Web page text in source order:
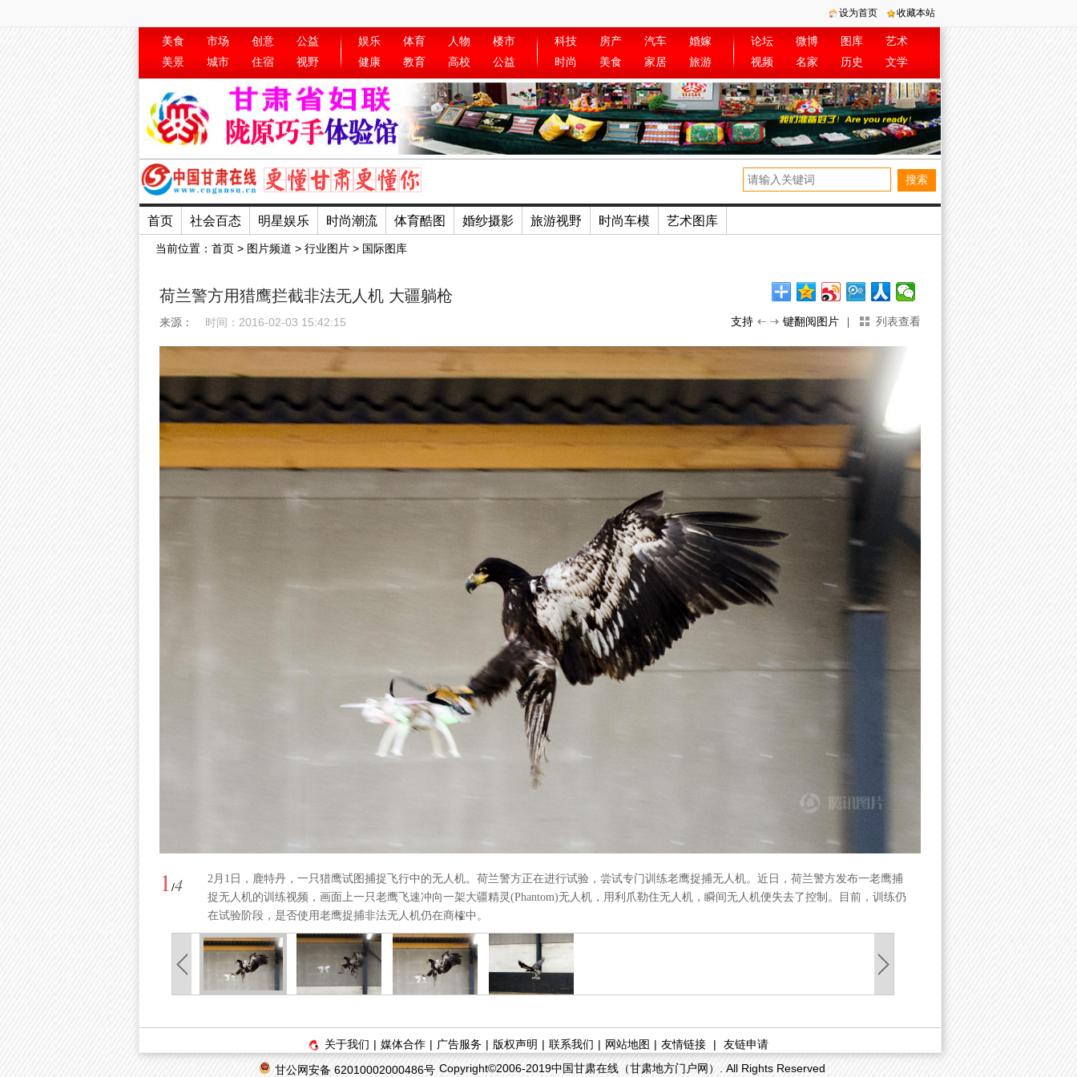
设为首页 收藏本站
美食 市场 创意
公益
美景
城市 住宿 视野
娱乐 体育 人物
楼市
健康
教育 高校 公益
科技 房产 汽车
婚嫁
时尚
美食 家居 旅游
论坛 微博 图库
艺术
视频
名家 历史 文学
首页 社会百态 明星娱乐 时尚潮流 体育酷图 婚纱摄影 旅游视野 时尚车模 艺术图库
当前位置： 首页 > 图片频道 > 行业图片 > 国际图库
荷兰警方用猎鹰拦截非法无人机 大疆躺枪
来源： 时间：2016-02-03 15:42:15 支持 键翻阅图片 列表查看
1/4
2月1日，鹿特丹，一只猎鹰试图捕捉飞行中的无人机。荷兰警方正在进行试验，尝试专门训练老鹰捉捕无人机。近日，荷兰警方发布一老鹰捕
捉无人机的训练视频，画面上一只老鹰飞速冲向一架大疆精灵(Phantom)无人机，用利爪勒住无人机，瞬间无人机便失去了控制。目前，训练仍
在试验阶段，是否使用老鹰捉捕非法无人机仍在商榷中。
关于我们 | 媒体合作 | 广告服务 | 版权声明 | 联系我们 | 网站地图 | 友情链接 |
友链申请
甘公网安备 62010002000486号 Copyright©2006-2019中国甘肃在线（甘肃地方门户网）. All Rights Reserved